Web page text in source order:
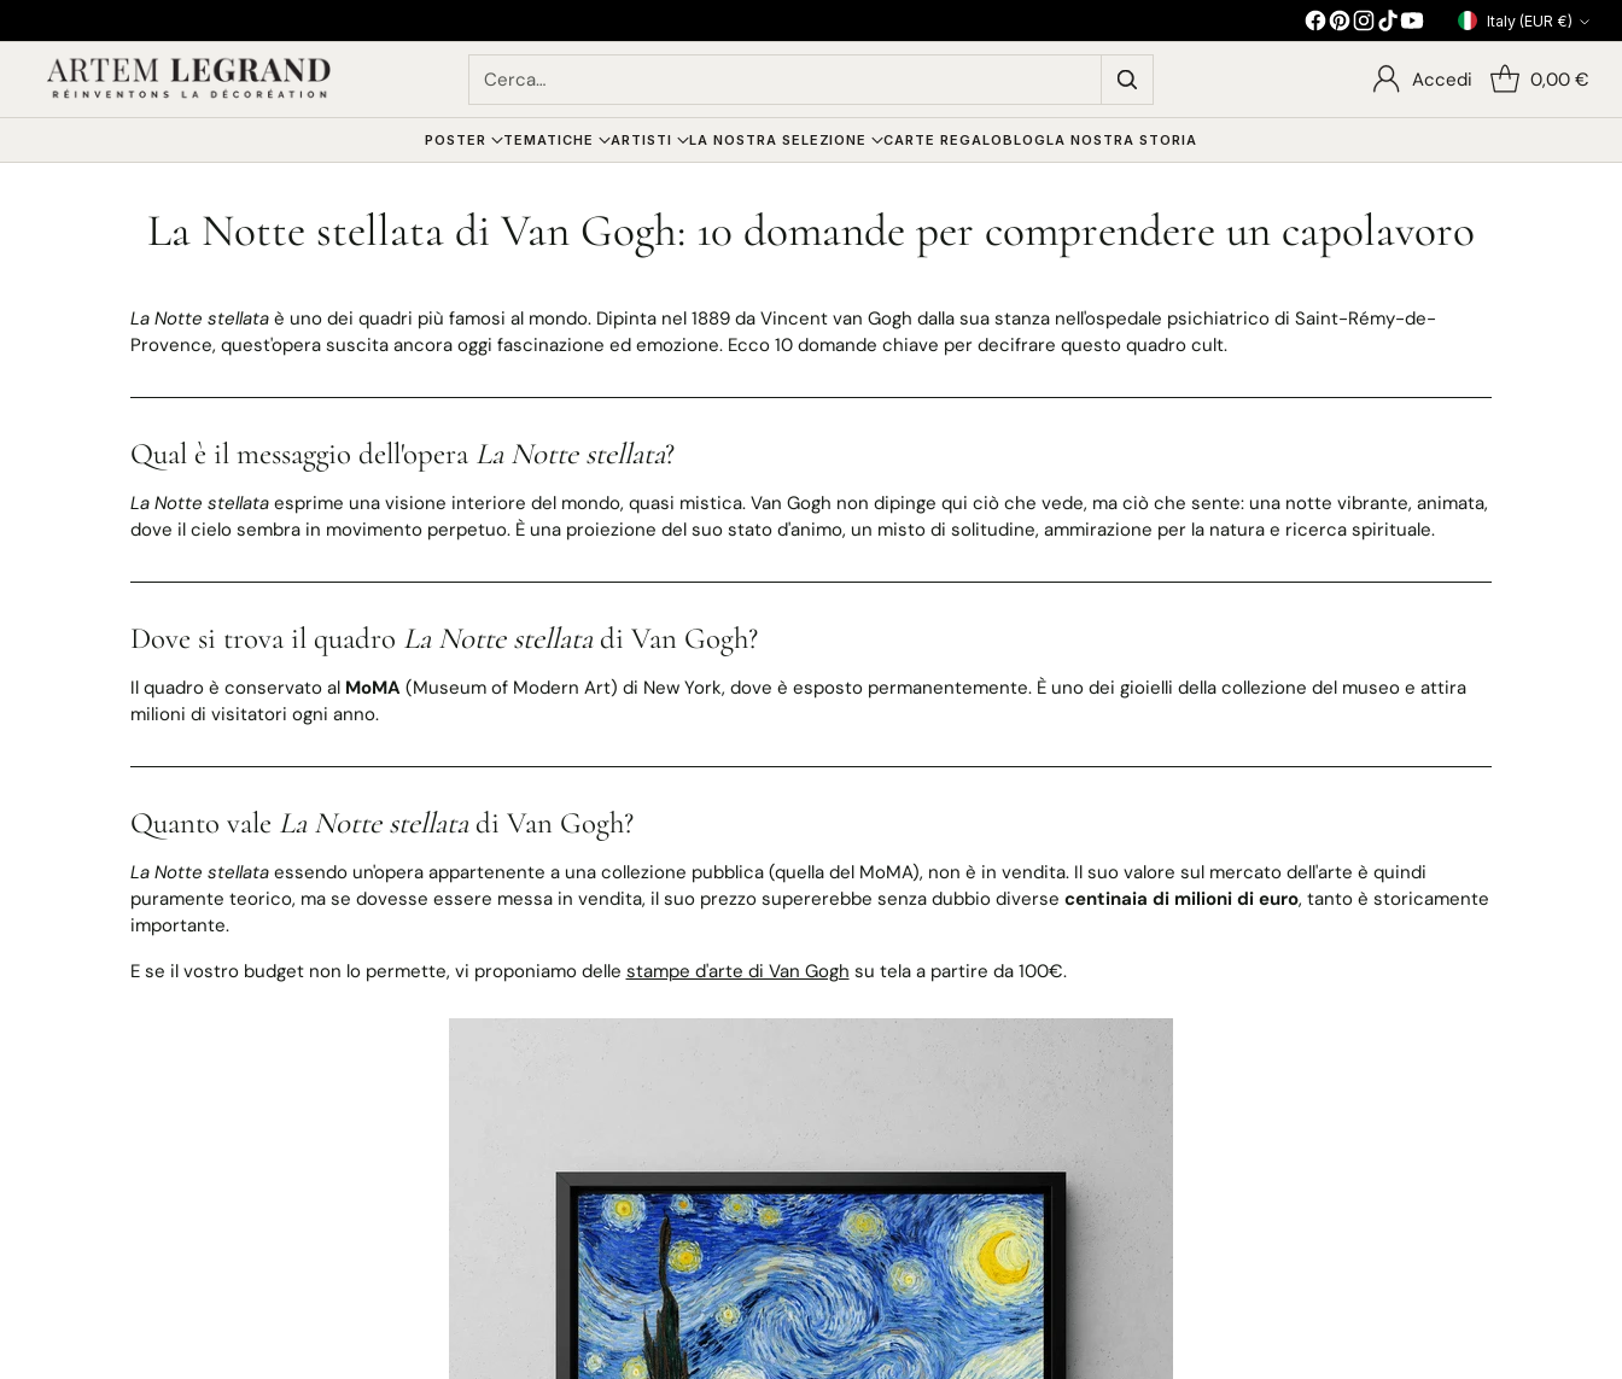
Cerca… Accedi 0,00 €
POSTER TEMATICHE ARTISTI LA NOSTRA SELEZIONE CARTE REGALOBLOGLA NOSTRA STORIA
Currency
Italy (EUR €)
La Notte stellata di Van Gogh: 10 domande per comprendere un capolavoro
La Notte stellataè uno dei quadri più famosi al mondo. Dipinta nel 1889 da Vincent van Gogh dalla sua stanza nell'ospedale psichiatrico di Saint-Rémy-de-
Provence, quest'opera suscita ancora oggi fascinazione ed emozione. Ecco 10 domande chiave per decifrare questo quadro cult.
Qual è il messaggio dell'opera La Notte stellata?
La Notte stellataesprime una visione interiore del mondo, quasi mistica. Van Gogh non dipinge qui ciò che vede, ma ciò che sente: una notte vibrante, animata,
dove il cielo sembra in movimento perpetuo. È una proiezione del suo stato d'animo, un misto di solitudine, ammirazione per la natura e ricerca spirituale.
Dove si trova il quadro La Notte stellatadi Van Gogh?
Il quadro è conservato al MoMA(Museum of Modern Art) di New York, dove è esposto permanentemente. È uno dei gioielli della collezione del museo e attira
milioni di visitatori ogni anno.
Quanto vale La Notte stellatadi Van Gogh?
La Notte stellataessendo un'opera appartenente a una collezione pubblica (quella del MoMA), non è in vendita. Il suo valore sul mercato dell'arte è quindi
puramente teorico, ma se dovesse essere messa in vendita, il suo prezzo supererebbe senza dubbio diverse centinaia di milioni di euro, tanto è storicamente
importante.
E se il vostro budget non lo permette, vi proponiamo delle stampe d'arte di Van Gogh su tela a partire da 100€.